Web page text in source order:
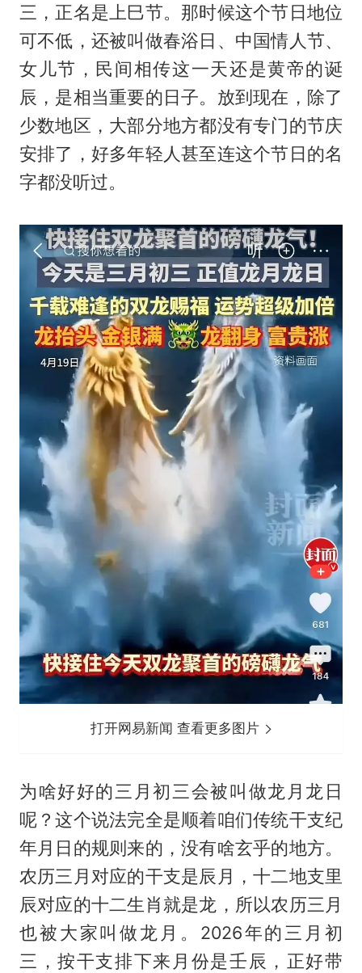
三，正名是上巳节。那时候这个节日地位
可不低，还被叫做春浴日、中国情人节、
女儿节，民间相传这一天还是黄帝的诞
辰，是相当重要的日子。放到现在，除了
少数地区，大部分地方都没有专门的节庆
安排了，好多年轻人甚至连这个节日的名
字都没听过。
打开网易新闻 查看更多图片
为啥好好的三月初三会被叫做龙月龙日
呢？这个说法完全是顺着咱们传统干支纪
年月日的规则来的，没有啥玄乎的地方。
农历三月对应的干支是辰月，十二地支里
辰对应的十二生肖就是龙，所以农历三月
也被大家叫做龙月。2026年的三月初
三，按干支排下来月份是壬辰，正好带